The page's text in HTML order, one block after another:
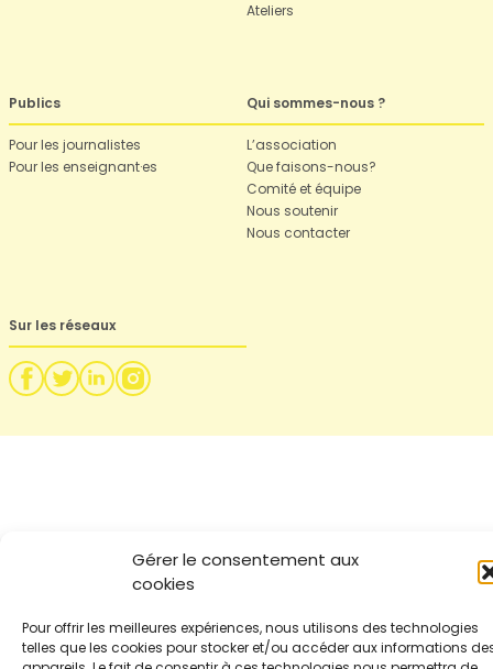
Gérer le consentement aux
cookies
Pour offrir les meilleures expériences, nous utilisons des technologies
telles que les cookies pour stocker et/ou accéder aux informations
Ateliers
Publics
Pour les journalistes
Pour les enseignant·es
Qui sommes-nous ?
L’association
Que faisons-nous?
Comité et équipe
Nous soutenir
Nous contacter
Sur les réseaux